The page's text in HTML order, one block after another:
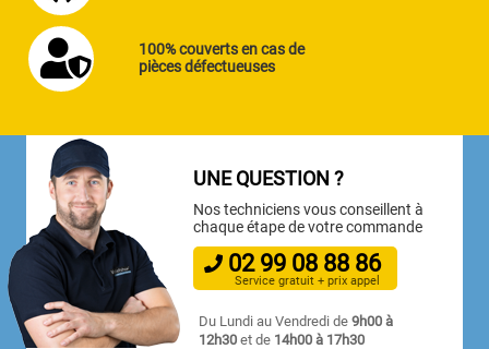
100% couverts en cas de
pièces défectueuses
UNE QUESTION ?
Nos techniciens vous conseillent à
chaque étape de votre commande
02 99 08 88 86
Service gratuit + prix appel
Du Lundi au Vendredi de9h00 à
12h30 et de 14h00 à 17h30